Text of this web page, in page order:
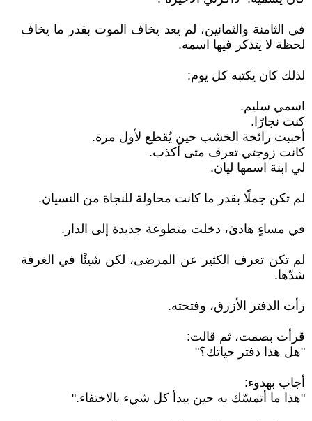
في الثامنة والثمانين، لم يعد يخاف الموت بقدر ما يخاف
لحظة لا يتذكر فيها اسمه.
لذلك كان يكتبه كل يوم:
اسمي سليم.
كنت نجارًا.
أحببت رائحة الخشب حين يُقطع لأول مرة.
كانت زوجتي تعرف متى أكذب.
لي ابنة اسمها ليان.
لم تكن جملًا بقدر ما كانت محاولة للنجاة من النسيان.
في مساءٍ هادئ، دخلت متطوعة جديدة إلى الدار.
لم تكن تعرف الكثير عن المرضى، لكن شيئًا في الغرفة
شدّها.
رأت الدفتر الأزرق، وفتحته.
قرأت بصمت، ثم قالت:
"هل هذا دفتر حياتك؟"
أجاب بهدوء:
"هذا ما أتمسّك به حين يبدأ كل شيء بالاختفاء."